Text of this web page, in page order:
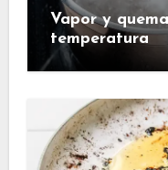
Vapor y
temperatura